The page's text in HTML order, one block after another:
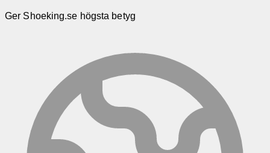
Ger Shoeking.se högsta betyg